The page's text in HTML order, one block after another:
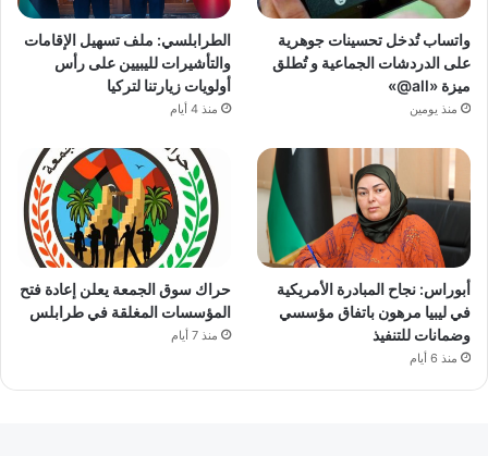
واتساب تُدخل تحسينات جوهرية
على الدردشات الجماعية و تُطلق
ميزة «all@»
منذ يومين
الطرابلسي: ملف تسهيل الإقامات
والتأشيرات لليبيين على رأس
أولويات زيارتنا لتركيا
منذ 4 أيام
أبوراس: نجاح المبادرة الأمريكية
في ليبيا مرهون باتفاق مؤسسي
وضمانات للتنفيذ
منذ 6 أيام
حراك سوق الجمعة يعلن إعادة فتح
المؤسسات المغلقة في طرابلس
منذ 7 أيام